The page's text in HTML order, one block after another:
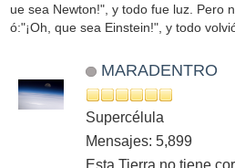
ue sea Newton!", y todo fue luz. Pero
ó:"¡Oh, que sea Einstein!", y todo
MARADENTRO
Supercélula
Mensajes: 5,899